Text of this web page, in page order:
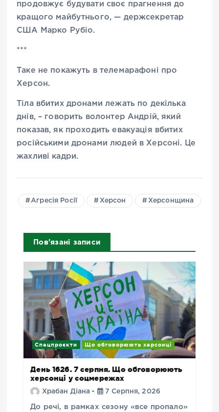
продовжує будувати своє прагнення до
кращого майбутнього, — держсекретар
США Марко Рубіо.
***
Таке не покажуть в телемарафоні про
Херсон.
Тіла вбитих дронами лежать по декілька
днів, – говорить волонтер Андрій, який
показав, як проходить евакуація вбитих
російськими дронами людей в Херсоні. Це
жахливі кадри.
Агресія Росії Херсон Херсонщина
Пов'язані записи
Спецпроєкти Що обговорюють херсонці
День 1626. 7 серпня. Що обговорюють
херсонці у соцмережах
Храбан Діана 7 Серпня, 2026
До речі, в рамках сезону «все пропало»